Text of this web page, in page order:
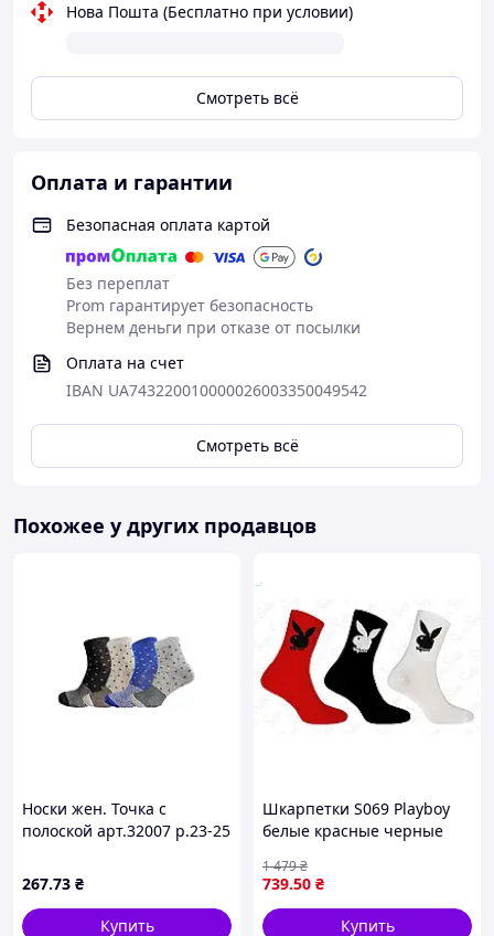
Нова Пошта (Бесплатно при условии)
Смотреть всё
Оплата и гарантии
Безопасная оплата картой
Без переплат
Prom гарантирует безопасность
Вернем деньги при отказе от посылки
Оплата на счет
IBAN UA743220010000026003350049542
Смотреть всё
Похожее у других продавцов
Носки жен. Точка с
полоской арт.32007 р.23-25
267.73 ₴
Купить
Шкарпетки S069 Playboy
белые красные черные
комфортные теплые 12
пар
739.50 ₴
1 479₴
Купить